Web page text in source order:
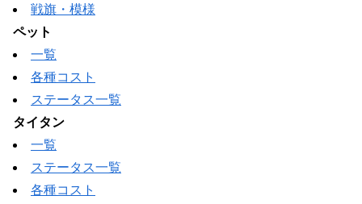
戦旗・模様
ペット
一覧
各種コスト
ステータス一覧
タイタン
一覧
ステータス一覧
各種コスト